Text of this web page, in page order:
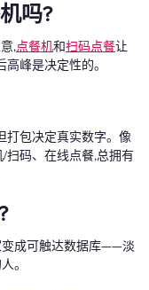
吗?
,点餐机和扫码点餐让
峰是决定性的。
包决定真实数字。像
扫码、在线点餐,总拥有
变成可触达数据库——淡
。